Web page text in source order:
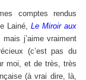
comptes rendus
Lainé,Le Miroir aux
mais j’aime vraiment
(c’est pas du
moi, et de très, très
(à vrai dire, là,